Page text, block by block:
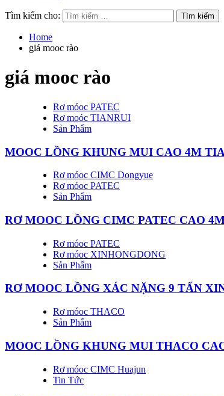
Tìm kiếm cho:
Home
giá mooc rào
giá mooc rào
Rơ móoc PATEC
Rơ moóc TIANRUI
Sản Phẩm
MOOC LỒNG KHUNG MUI CAO 4M
Rơ móoc CIMC Dongyue
Rơ móoc PATEC
Sản Phẩm
RƠ MOOC LỒNG CIMC PATEC CAO
Rơ móoc PATEC
Rơ móoc XINHONGDONG
Sản Phẩm
RƠ MOOC LỒNG XÁC NẶNG 9 TẤN
Rơ móoc THACO
Sản Phẩm
MOOC LỒNG KHUNG MUI THACO
Rơ móoc CIMC Huajun
Tin Tức